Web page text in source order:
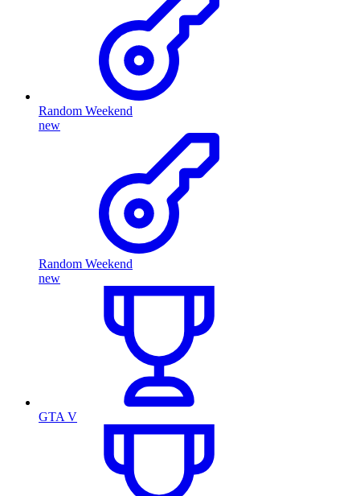
Random Weekend
new
Random Weekend
new
GTA V